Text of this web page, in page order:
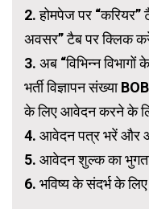
2. होमपेज पर “करियर”
अवसर” टैब पर क्लिक
3. अब “विभिन्न
भर्ती विज्ञापन संख्या
के लिए आवेदन करने के
4. आवेदन पत्र भरें और
5. आवेदन शुल्क का
6. भविष्य के संदर्भ के